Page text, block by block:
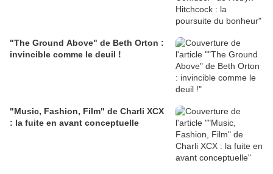
"The Ground Above" de Beth Orton :
invincible comme le deuil !
"Music, Fashion, Film" de Charli XCX
: la fuite en avant conceptuelle